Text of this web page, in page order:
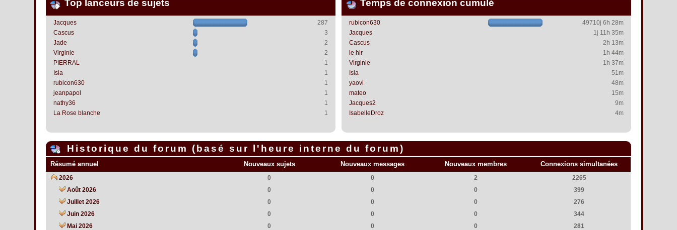
Top lanceurs de sujets
Jacques
287
Cascus
3
Jade
2
Virginie
2
PIERRAL
1
Isla
1
rubicon630
1
jeanpapol
1
nathy36
1
La Rose blanche
1
Temps de connexion cumulé
rubicon630
49710j 6h 28m
Jacques
1j 11h 35m
Cascus
2h 13m
le hir
1h 44m
Virginie
1h 37m
Isla
51m
yaovi
48m
mateo
15m
Jacques2
9m
IsabelleDroz
4m
Historique du forum (basé sur l'heure interne du forum)
Résumé annuel Nouveaux sujets Nouveaux messages Nouveaux membres Connexions simultanées
2026 0 0 2
2265
Août 2026
0 0 0
399
Juillet 2026
0 0 0
276
Juin 2026
0 0 0
344
Mai 2026
0 0 0
281